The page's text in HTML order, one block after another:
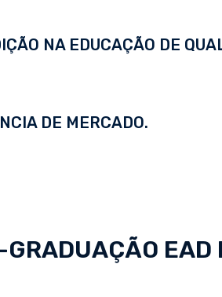
NA EDUCAÇÃO DE
DE MERCADO.
GRADUAÇÃO EAD